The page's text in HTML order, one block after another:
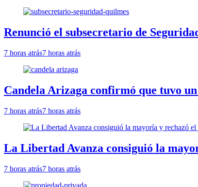
Renunció el subsecretario de
7 horas atrás7 horas atrás
Candela Arizaga confirmó que tuvo
7 horas atrás7 horas atrás
La Libertad Avanza consiguió la
7 horas atrás7 horas atrás